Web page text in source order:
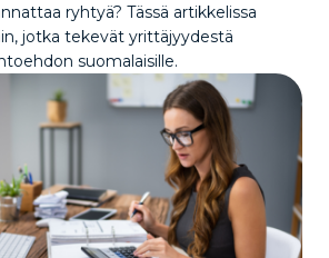
ryhtyä? Tässä artikkelissa
jotka tekevät yrittäjyydestä
suomalaisille.